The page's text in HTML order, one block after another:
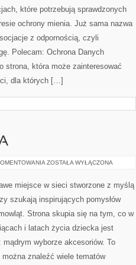
które potrzebują sprawdzonych
ochrony mienia. Już sama nazwa
z odpornością, czyli
Polecam: Ochrona Danych
strona, która może zainteresować
dla których […]
WYPRAWKA
ZOSTAŁA WYŁĄCZONA
miejsce w sieci stworzone z myślą
szukają inspirujących pomysłów
Strona skupia się na tym, co w
i latach życia dziecka jest
mądrym wyborze akcesoriów. To
znaleźć wiele tematów